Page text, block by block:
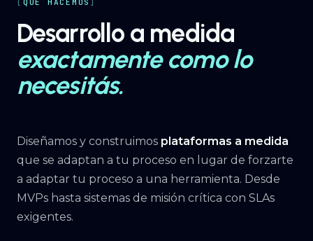
QUÉ HACEMOS
Desarrollo a medida
exactamente como lo
necesitás.
Diseñamos y construimos plataformas a medida
que se adaptan a tu proceso en lugar de forzarte
a adaptar tu proceso a una herramienta. Desde
MVPs hasta sistemas de misión crítica con SLAs
exigentes.